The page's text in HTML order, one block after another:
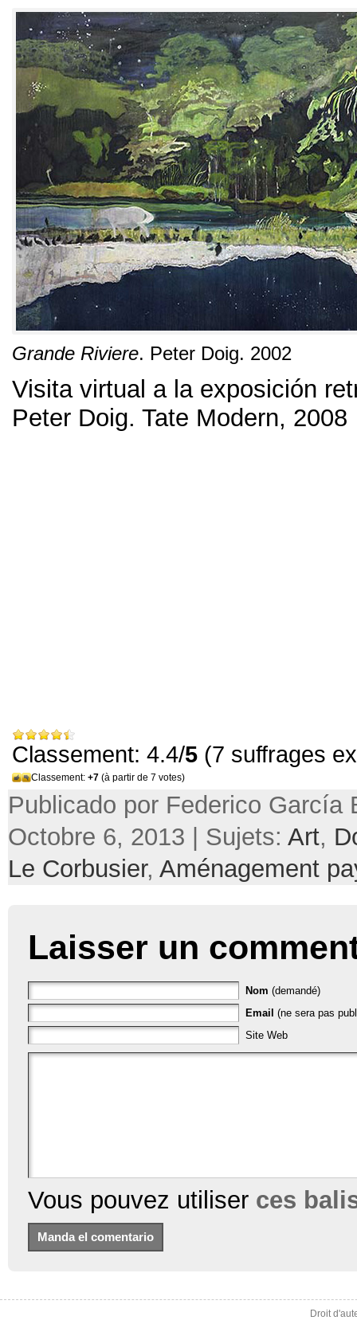
Grande Riviere. Peter Doig. 2002
Visita virtual a la exposición
Peter Doig. Tate Modern, 2008
Classement: 4.4/5 (7 suffrages
Classement: +7 (à partir de 7 votes)
Publicado por Federico García
Octobre 6, 2013 | Sujets: Art,
Le Corbusier, Aménagement
Laisser un
Nom (demandé)
Email (ne sera pas
Site Web
Vous pouvez utiliser ces
Droit